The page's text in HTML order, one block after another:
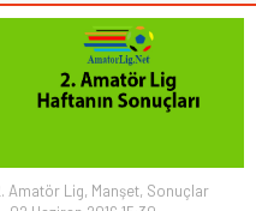
Amatör Lig, Manşet, Sonuçlar